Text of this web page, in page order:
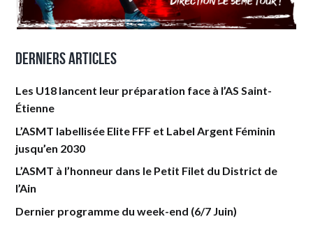
Derniers articles
Les U18 lancent leur préparation face à l’AS Saint-
Étienne
L’ASMT labellisée Elite FFF et Label Argent Féminin
jusqu’en 2030
L’ASMT à l’honneur dans le Petit Filet du District de
l’Ain
Dernier programme du week-end (6/7 Juin)